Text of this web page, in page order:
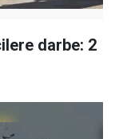
darbe: 2